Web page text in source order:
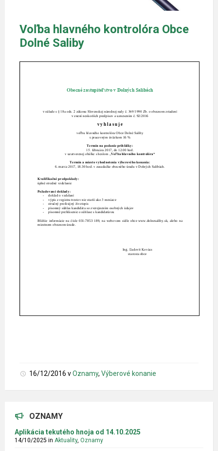
Voľba hlavného kontrolóra Obce
Dolné Saliby
16/12/2016 vOznamy, Výberové konanie
OZNAMY
Aplikácia tekutého hnoja od 14.10.2025
14/10/2025 in Aktuality, Oznamy